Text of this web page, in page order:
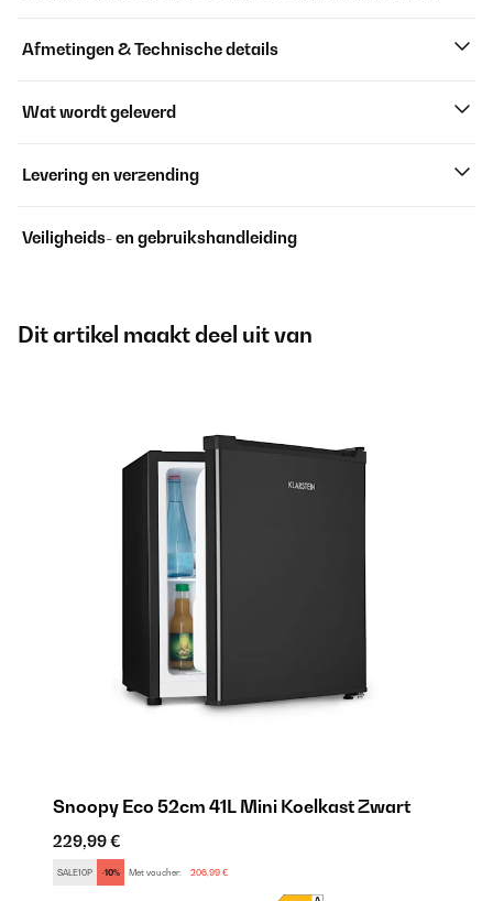
Afmetingen & Technische details
Wat wordt geleverd
Levering en verzending
Veiligheids- en gebruikshandleiding
Dit artikel maakt deel uit van
Snoopy Eco 52cm 41L Mini Koelkast Zwart
229,99 €
SALE10P -10% Met voucher: 206,99 €